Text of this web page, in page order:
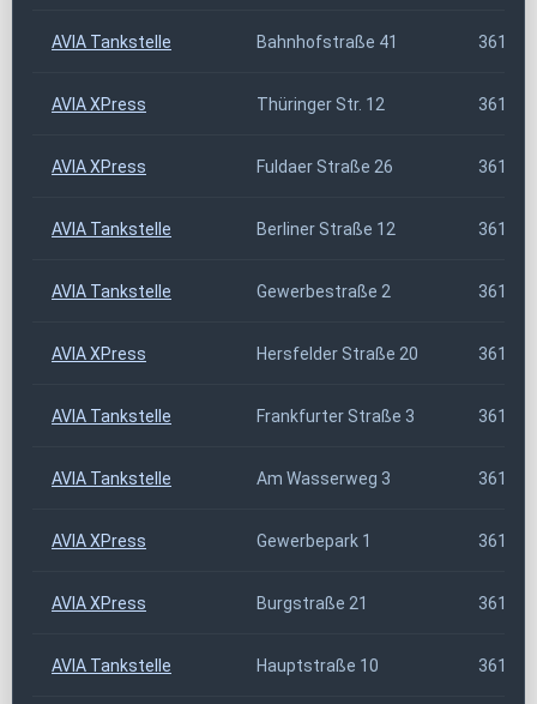
AVIA Tankstelle Bahnhofstraße 41 36110
AVIA XPress Thüringer Str. 12 36115
AVIA XPress Fuldaer Straße 26 36124
AVIA Tankstelle Berliner Straße 12 36129
AVIA Tankstelle Gewerbestraße 2 36148
AVIA XPress Hersfelder Straße 20 36151
AVIA Tankstelle Frankfurter Straße 3 36154
AVIA Tankstelle Am Wasserweg 3 36157
AVIA XPress Gewerbepark 1 36160
AVIA XPress Burgstraße 21 36163
AVIA Tankstelle Hauptstraße 10 36167